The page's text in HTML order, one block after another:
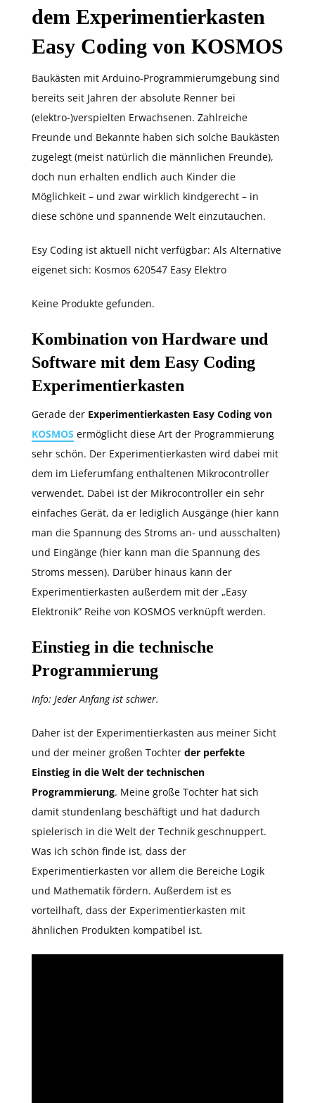
dem Experimentierkasten
Easy Coding von KOSMOS
Baukästen mit Arduino-Programmierumgebung sind
bereits seit Jahren der absolute Renner bei
(elektro-)verspielten Erwachsenen. Zahlreiche
Freunde und Bekannte haben sich solche Baukästen
zugelegt (meist natürlich die männlichen Freunde),
doch nun erhalten endlich auch Kinder die
Möglichkeit – und zwar wirklich kindgerecht – in
diese schöne und spannende Welt einzutauchen.
Esy Coding ist aktuell nicht verfügbar: Als Alternative
eigenet sich: Kosmos 620547 Easy Elektro
Keine Produkte gefunden.
Kombination von Hardware und
Software mit dem Easy Coding
Experimentierkasten
Gerade der Experimentierkasten Easy Coding von
KOSMOS ermöglicht diese Art der Programmierung
sehr schön. Der Experimentierkasten wird dabei mit
dem im Lieferumfang enthaltenen Mikrocontroller
verwendet. Dabei ist der Mikrocontroller ein sehr
einfaches Gerät, da er lediglich Ausgänge (hier kann
man die Spannung des Stroms an- und ausschalten)
und Eingänge (hier kann man die Spannung des
Stroms messen). Darüber hinaus kann der
Experimentierkasten außerdem mit der „Easy
Elektronik” Reihe von KOSMOS verknüpft werden.
Einstieg in die technische
Programmierung
Info: Jeder Anfang ist schwer.
Daher ist der Experimentierkasten aus meiner Sicht
und der meiner großen Tochter der perfekte
Einstieg in die Welt der technischen
Programmierung. Meine große Tochter hat sich
damit stundenlang beschäftigt und hat dadurch
spielerisch in die Welt der Technik geschnuppert.
Was ich schön finde ist, dass der
Experimentierkasten vor allem die Bereiche Logik
und Mathematik fördern. Außerdem ist es
vorteilhaft, dass der Experimentierkasten mit
ähnlichen Produkten kompatibel ist.